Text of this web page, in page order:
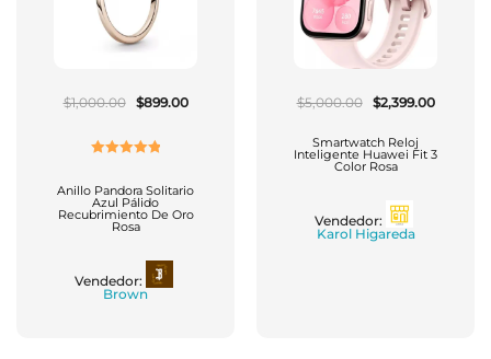
$1,000.00
El
Precio
Era:
$1,000.00.
$899.00El
Con5.00De
5
Anillo Pandora Solitario
Azul Pálido
Recubrimiento De Oro
Rosa
Vendedor:
Brown
$5,000.00
El
Precio
Era:
$5,000.00.
$2,399.00El
Smartwatch Reloj
Inteligente Huawei Fit 3
Color Rosa
Vendedor:
Karol Higareda